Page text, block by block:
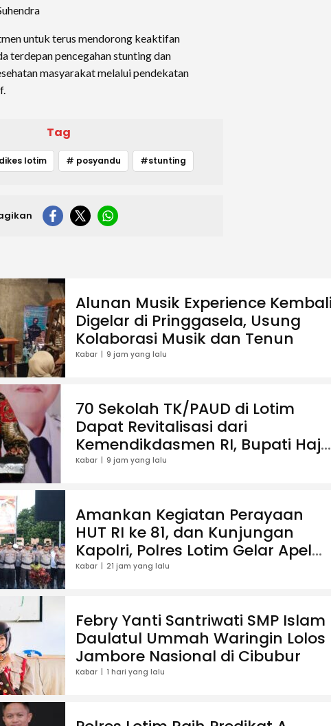
untuk terus mendorong keaktifan
terdepan pencegahan stunting dan
masyarakat melalui pendekatan
Tag
lotim # posyandu #stunting
Alunan Musik Experience Kembali
Digelar di Pringgasela, Usung
Kolaborasi Musik dan Tenun
Kabar 9 jam yang lalu
70 Sekolah TK/PAUD di Lotim
Dapat Revitalisasi dari
Kemendikdasmen RI, Bupati Haji
Iron: Ini Perhatian Besar untuk
Kabar 9 jam yang lalu
Amankan Kegiatan Perayaan
HUT RI ke 81, dan Kunjungan
Kapolri, Polres Lotim Gelar Apel
Siaga Kamtibmas
Kabar 21 jam yang lalu
Febry Yanti Santriwati SMP Islam
Daulatul Ummah Waringin Lolos
Jambore Nasional di Cibubur
Kabar 1 hari yang lalu